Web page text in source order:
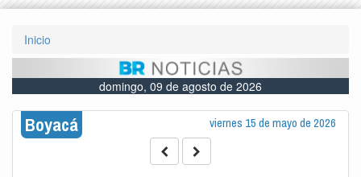
Inicio
domingo, 09 de agosto de 2026
Boyacá viernes 15 de mayo de 2026